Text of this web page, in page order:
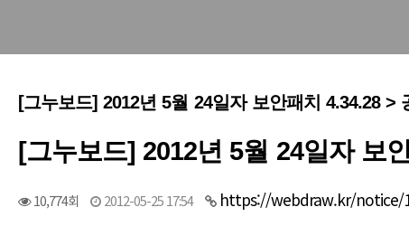
[그누보드] 2012년 5월 24일자 보안패치 4.34.28 >
[그누보드] 2012년 5월 24일자 보
10,774회 2012-05-25 17:54 https://webdraw.kr/notice/